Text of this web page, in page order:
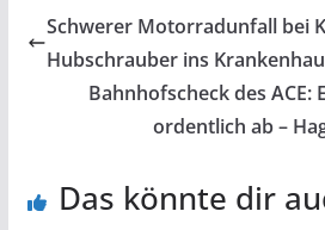
Schwerer Motorradunfall bei
Hubschrauber ins
Bahnhofscheck des ACE:
ordentlich ab –
Das könnte dir